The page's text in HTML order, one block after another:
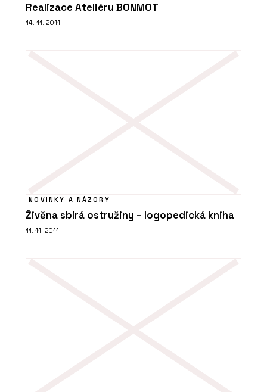
Realizace Ateliéru BONMOT
14. 11. 2011
NOVINKY A NÁZORY
Živěna sbírá ostružiny – logopedická kniha
11. 11. 2011